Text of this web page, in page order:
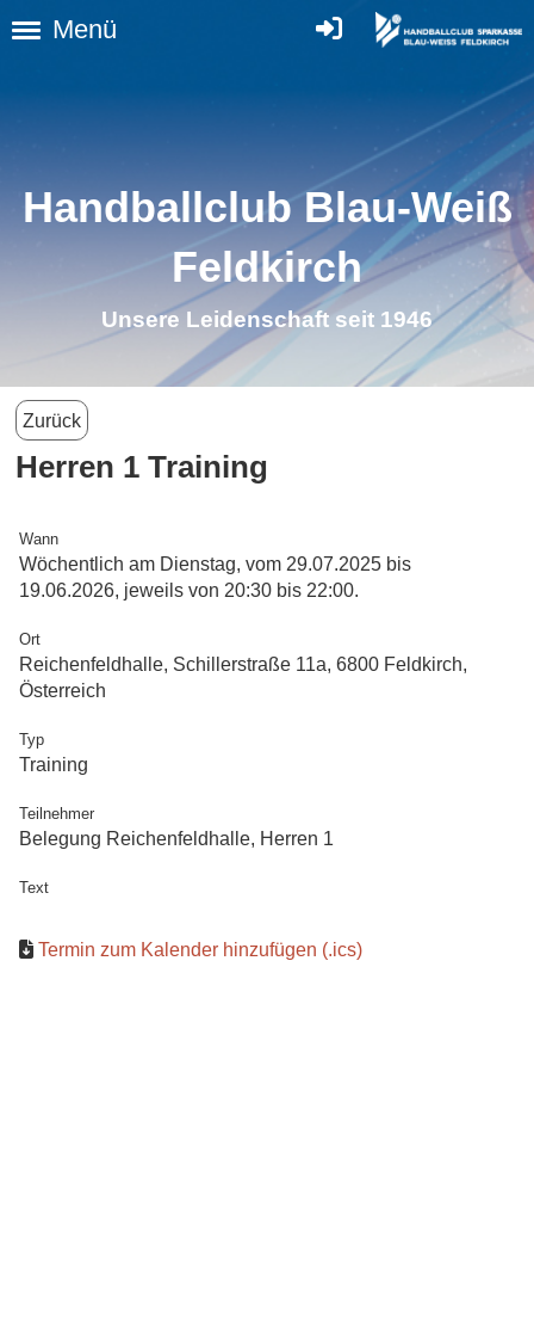
Menü
Handballclub Blau-Weiß
Feldkirch
Unsere Leidenschaft seit 1946
Zurück
Herren 1 Training
Wann
Wöchentlich am Dienstag, vom 29.07.2025 bis
19.06.2026, jeweils von 20:30 bis 22:00.
Ort
Reichenfeldhalle, Schillerstraße 11a, 6800 Feldkirch,
Österreich
Typ
Training
Teilnehmer
Belegung Reichenfeldhalle, Herren 1
Text
Termin zum Kalender hinzufügen (.ics)